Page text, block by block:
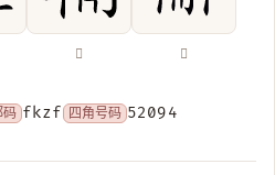
𨍮 𨏬
码 fkzf 四角号码 52094